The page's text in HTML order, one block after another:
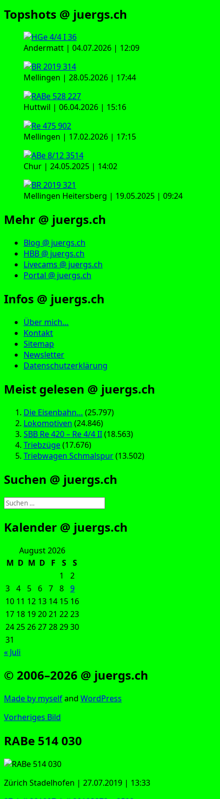
Topshots @ juergs.ch
Andermatt | 04.07.2026 | 12:09
Mellingen | 28.05.2026 | 17:44
Huttwil | 06.04.2026 | 15:16
Mellingen | 17.02.2026 | 17:15
Chur | 24.05.2025 | 14:02
Mellingen Heitersberg | 19.05.2025 | 09:24
Mehr @ juergs.ch
Blog @ juergs.ch
HBB @ juergs.ch
Livecams @ juergs.ch
Portal @ juergs.ch
Infos @ juergs.ch
Über mich…
Kontakt
Sitemap
Newsletter
Datenschutzerklärung
Meist gelesen @ juergs.ch
Die Eisenbahn… (25.797)
Lokomotiven (24.846)
SBB Re 420 – Re 4/4 II(18.563)
Triebzüge(17.676)
Triebwagen Schmalspur(13.502)
Suchen @ juergs.ch
Suchen
nach:
Kalender @ juergs.ch
August 2026
M D M D F S
S
1
2
3 4 5 6 7 8 9
10 11 12 13 14 15 16
17 18 192021 2223
24252627282930
31
« Juli
© 2006–2026 @ juergs.ch
Made by mys­elfand Word­Press
Vorheriges Bild
RABe 514 030
Zürich Sta­del­ho­fen | 27.07.2019 | 13:33